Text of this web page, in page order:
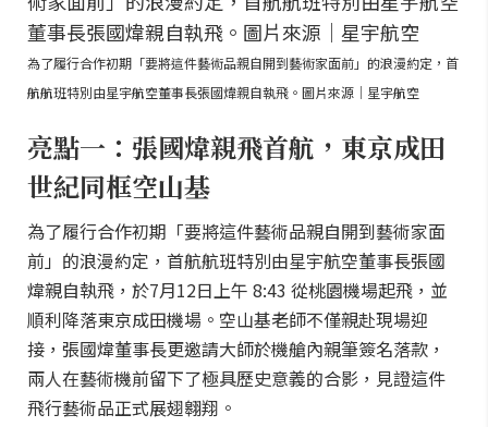
為了履行合作初期「要將這件藝術品親自開到藝術家面前」的浪漫約定，首
航航班特別由星宇航空董事長張國煒親自執飛。圖片來源｜星宇航空
亮點一：張國煒親飛首航，東京成田
世紀同框空山基
為了履行合作初期「要將這件藝術品親自開到藝術家面
前」的浪漫約定，首航航班特別由星宇航空董事長張國
煒親自執飛，於7月12日上午 8:43 從桃園機場起飛，並
順利降落東京成田機場。空山基老師不僅親赴現場迎
接，張國煒董事長更邀請大師於機艙內親筆簽名落款，
兩人在藝術機前留下了極具歷史意義的合影，見證這件
飛行藝術品正式展翅翱翔。